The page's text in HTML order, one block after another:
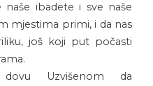
naše ibadete i sve naše
mjestima primi, i da nas
još koji put počasti
Uzvišenom da